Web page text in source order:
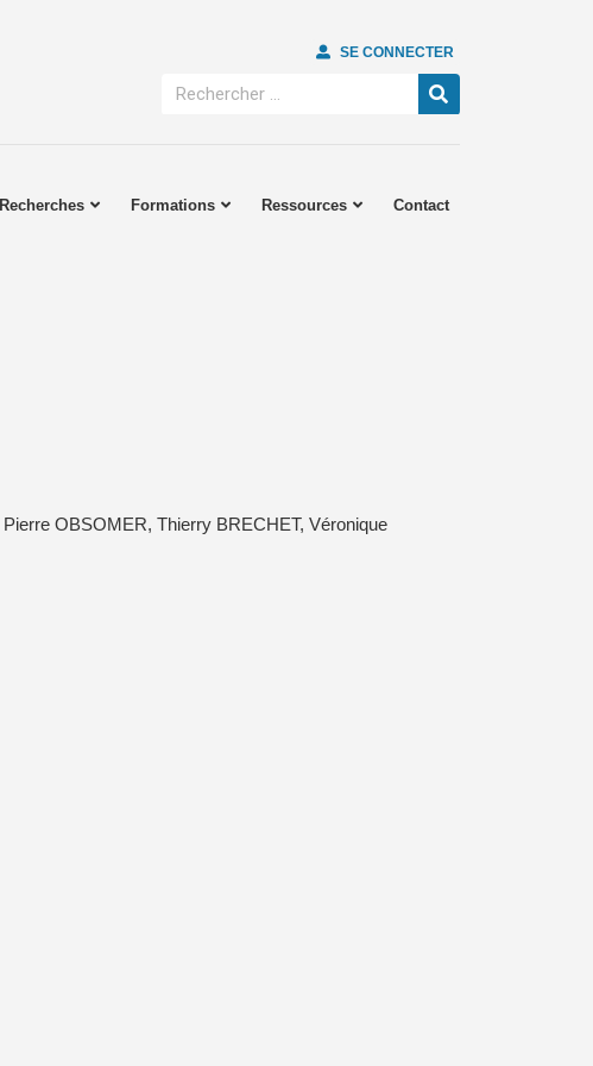
SE CONNECTER
Recherches Formations Ressources Contact
Pierre OBSOMER, Thierry BRECHET, Véronique